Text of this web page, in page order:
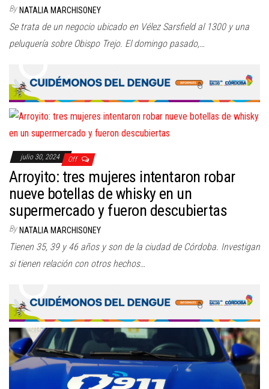
By NATALIA MARCHISONEY
Se trata de un negocio ubicado en Vélez Sarsfield al 1300 y una
peluquería sobre Obispo Trejo. El domingo pasado,…
julio 30, 2024 Off
Arroyito: tres mujeres intentaron robar
nueve botellas de whisky en un
supermercado y fueron descubiertas
By NATALIA MARCHISONEY
Tienen 35, 39 y 46 años y son de la ciudad de Córdoba. Investigan
si tienen relación con otros hechos…